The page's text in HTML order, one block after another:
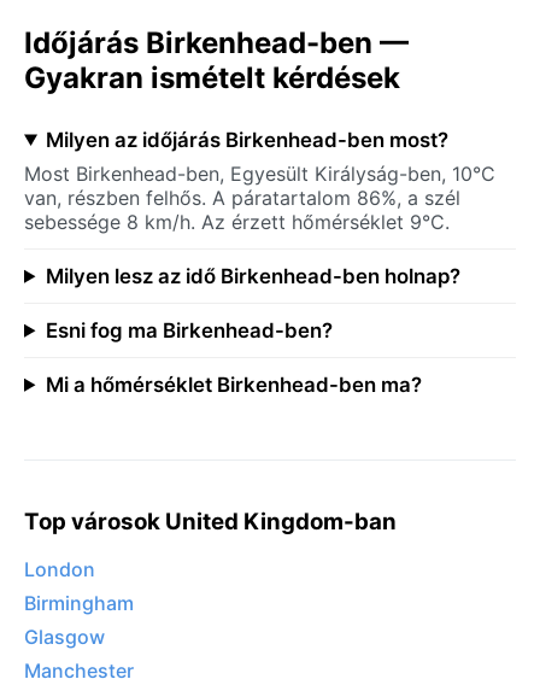
Időjárás Birkenhead-ben —
Gyakran ismételt kérdések
Milyen az időjárás Birkenhead-ben most?
Most Birkenhead-ben, Egyesült Királyság-ben, 10°C
van, részben felhős. A páratartalom 86%, a szél
sebessége 8 km/h. Az érzett hőmérséklet 9°C.
Milyen lesz az idő Birkenhead-ben holnap?
Esni fog ma Birkenhead-ben?
Mi a hőmérséklet Birkenhead-ben ma?
Top városok United Kingdom-ban
London
Birmingham
Glasgow
Manchester